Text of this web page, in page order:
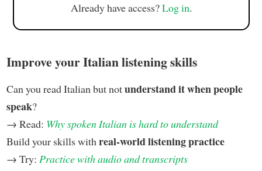
Already have access?Log in.
Improve your Italian listening skills
Can you read Italian but notunderstand it when people
speak?
→ Read: Why spoken Italian is hard to understand
Build your skills with real-world listening practice
→ Try: Practice with audio and transcripts